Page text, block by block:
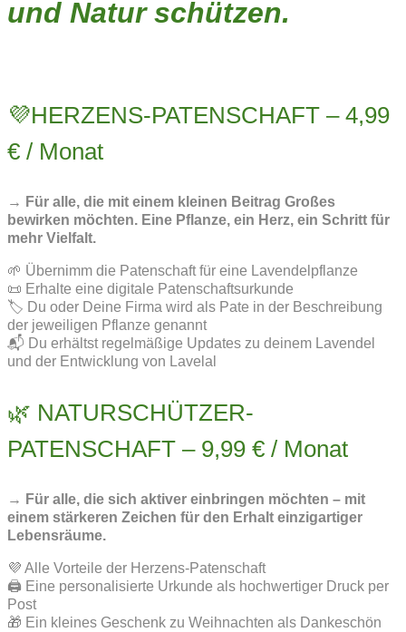
und Natur schützen.
💜HERZENS-PATENSCHAFT – 4,99
€ / Monat
→ Für alle, die mit einem kleinen Beitrag Großes
bewirken möchten. Eine Pflanze, ein Herz, ein Schritt für
mehr Vielfalt.
🌱 Übernimm die Patenschaft für eine Lavendelpflanze
📜 Erhalte eine digitale Patenschaftsurkunde
🏷️ Du oder Deine Firma wird als Pate in der Beschreibung
der jeweiligen Pflanze genannt
📬 Du erhältst regelmäßige Updates zu deinem Lavendel
und der Entwicklung von Lavelal
🌿 NATURSCHÜTZER-
PATENSCHAFT – 9,99 € / Monat
→ Für alle, die sich aktiver einbringen möchten – mit
einem stärkeren Zeichen für den Erhalt einzigartiger
Lebensräume.
💜 Alle Vorteile der Herzens-Patenschaft
🖨️ Eine personalisierte Urkunde als hochwertiger Druck per
Post
🎁 Ein kleines Geschenk zu Weihnachten als Dankeschön